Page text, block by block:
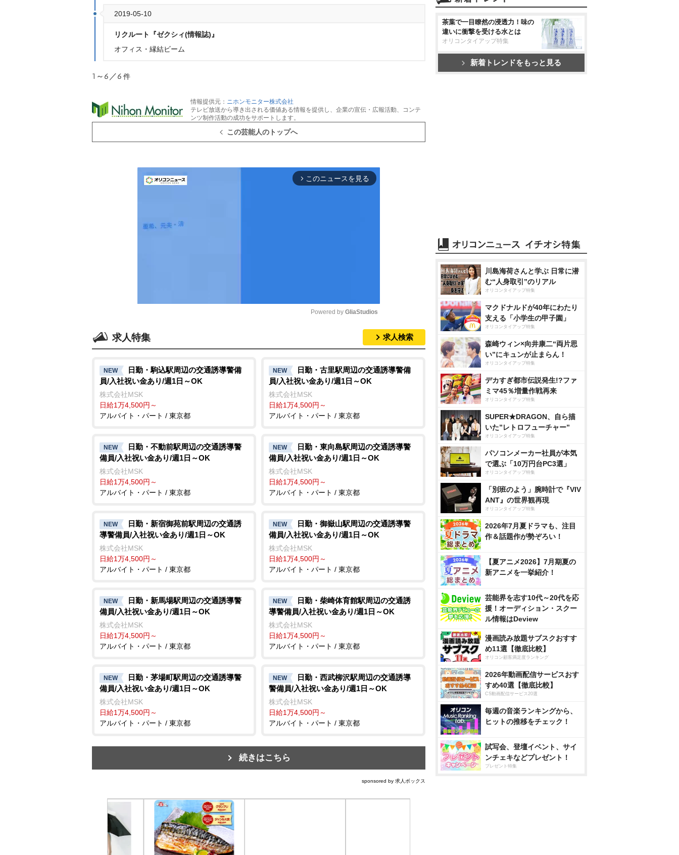
2019-05-10
リクルート『ゼクシィ(情報誌)』
オフィス・縁結ビーム
1～6／6 件
情報提供元： ニホンモニター株式会社
テレビ放送から導き出される価値ある情報を提供し、企業の宣伝・広報活動、コンテ
ンツ制作活動の成功をサポートします。
この芸能人のトップへ
arrow_forward_ios このニュースを見る
t
e
Powered by GliaStudios
求人特集 求人検索
NEW
日勤・駒込駅周辺の交通誘導警備
員/入社祝い金あり/週1日～OK
株式会社MSK
日給1万4,500円～
アルバイト・パート / 東京都
NEW
日勤・古里駅周辺の交通誘導警備
員/入社祝い金あり/週1日～OK
株式会社MSK
日給1万4,500円～
アルバイト・パート / 東京都
NEW
日勤・不動前駅周辺の交通誘導警
備員/入社祝い金あり/週1日～OK
株式会社MSK
日給1万4,500円～
アルバイト・パート / 東京都
NEW
日勤・東向島駅周辺の交通誘導警
備員/入社祝い金あり/週1日～OK
株式会社MSK
日給1万4,500円～
アルバイト・パート / 東京都
NEW
日勤・新宿御苑前駅周辺の交通誘
導警備員/入社祝い金あり/週1日～OK
株式会社MSK
日給1万4,500円～
アルバイト・パート / 東京都
NEW
日勤・御嶽山駅周辺の交通誘導警
備員/入社祝い金あり/週1日～OK
株式会社MSK
日給1万4,500円～
アルバイト・パート / 東京都
NEW
日勤・新馬場駅周辺の交通誘導警
備員/入社祝い金あり/週1日～OK
株式会社MSK
日給1万4,500円～
アルバイト・パート / 東京都
NEW
日勤・柴崎体育館駅周辺の交通誘
導警備員/入社祝い金あり/週1日～OK
株式会社MSK
日給1万4,500円～
アルバイト・パート / 東京都
NEW
日勤・茅場町駅周辺の交通誘導警
備員/入社祝い金あり/週1日～OK
株式会社MSK
日給1万4,500円～
アルバイト・パート / 東京都
NEW
日勤・西武柳沢駅周辺の交通誘導
警備員/入社祝い金あり/週1日～OK
株式会社MSK
日給1万4,500円～
アルバイト・パート / 東京都
続きはこちら
sponsored by 求人ボックス
茶葉で一目瞭然の浸透力！味の
違いに衝撃を受ける水とは
オリコンタイアップ特集
新着トレンドをもっと見る
川島海荷さんと学ぶ 日常に潜
む“人身取引”のリアル
オリコンタイアップ特集
マクドナルドが40年にわたり
支える「小学生の甲子園」
オリコンタイアップ特集
森崎ウィン×向井康二“両片思
い”にキュンが止まらん！
オリコンタイアップ特集
デカすぎ都市伝説発生!?ファ
ミマ45％増量作戦再来
オリコンタイアップ特集
SUPER★DRAGON、自ら描
いた”レトロフューチャー”
オリコンタイアップ特集
パソコンメーカー社員が本気
で選ぶ「10万円台PC3選」
オリコンタイアップ特集
「別班のよう」腕時計で『VIV
ANT』の世界観再現
オリコンタイアップ特集
2026年7月夏ドラマも、注目
作＆話題作が勢ぞろい！
【夏アニメ2026】7月期夏の
新アニメを一挙紹介！
芸能界を志す10代～20代を応
援！オーディション・スクー
ル情報はDeview
漫画読み放題サブスクおすす
め11選【徹底比較】
オリコン顧客満足度ランキング
2026年動画配信サービスおす
すめ40選【徹底比較】
CS動画配信サービス20選
毎週の音楽ランキングから、
ヒットの推移をチェック！
試写会、登壇イベント、サイ
ンチェキなどプレゼント！
プレゼント特集